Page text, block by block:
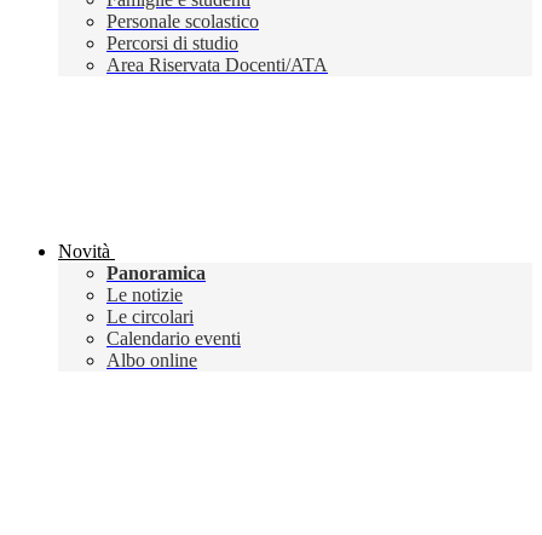
Personale scolastico
Percorsi di studio
Area Riservata Docenti/ATA
Novità
Panoramica
Le notizie
Le circolari
Calendario eventi
Albo online